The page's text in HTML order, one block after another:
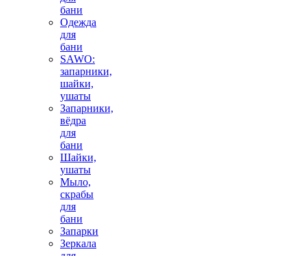
бани
Одежда
для
бани
SAWO:
запарники,
шайки,
ушаты
Запарники,
вёдра
для
бани
Шайки,
ушаты
Мыло,
скрабы
для
бани
Запарки
Зеркала